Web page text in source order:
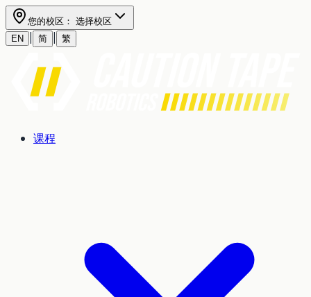
您的校区： 选择校区
EN
简 繁
课程